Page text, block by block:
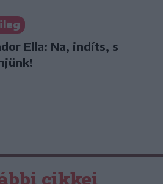
Ella: Na, indíts, s
cikkei